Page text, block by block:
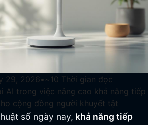
29, 2026• ~10 Thời gian đọc
AI trong việc nâng cao khả năng tiếp
cộng đồng người khuyết tật
số ngày nay, khả năng tiếp